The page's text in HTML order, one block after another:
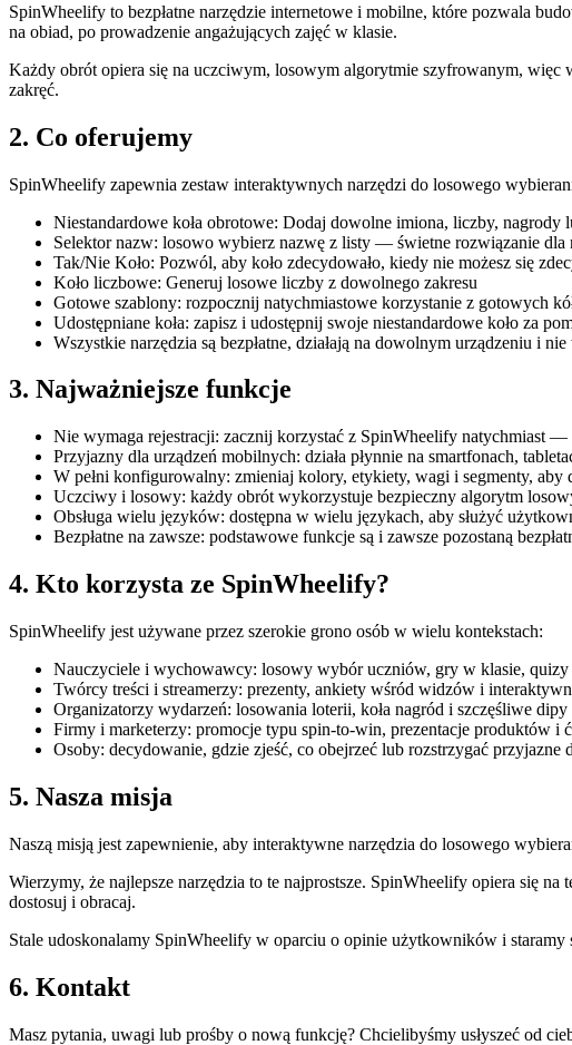
SpinWheelify to bezpłatne narzędzie internetowe i mobilne, które pozwala
na obiad, po prowadzenie angażujących zajęć w klasie.
Każdy obrót opiera się na uczciwym, losowym algorytmie szyfrowanym,
zakręć.
2. Co oferujemy
SpinWheelify zapewnia zestaw interaktywnych narzędzi do losowego
Niestandardowe koła obrotowe: Dodaj dowolne imiona, liczby,
Selektor nazw: losowo wybierz nazwę z listy — świetne rozwiązanie
Tak/Nie Koło: Pozwól, aby koło zdecydowało, kiedy nie możesz się
Koło liczbowe: Generuj losowe liczby z dowolnego zakresu
Gotowe szablony: rozpocznij natychmiastowe korzystanie z gotowych
Udostępniane koła: zapisz i udostępnij swoje niestandardowe koło za
Wszystkie narzędzia są bezpłatne, działają na dowolnym urządzeniu i
3. Najważniejsze funkcje
Nie wymaga rejestracji: zacznij korzystać z SpinWheelify natychmiast —
Przyjazny dla urządzeń mobilnych: działa płynnie na smartfonach,
W pełni konfigurowalny: zmieniaj kolory, etykiety, wagi i segmenty, aby
Uczciwy i losowy: każdy obrót wykorzystuje bezpieczny algorytm
Obsługa wielu języków: dostępna w wielu językach, aby służyć
Bezpłatne na zawsze: podstawowe funkcje są i zawsze pozostaną
4. Kto korzysta ze SpinWheelify?
SpinWheelify jest używane przez szerokie grono osób w wielu kontekstach:
Nauczyciele i wychowawcy: losowy wybór uczniów, gry w klasie, quizy
Twórcy treści i streamerzy: prezenty, ankiety wśród widzów i
Organizatorzy wydarzeń: losowania loterii, koła nagród i szczęśliwe dipy
Firmy i marketerzy: promocje typu spin-to-win, prezentacje produktów i
Osoby: decydowanie, gdzie zjeść, co obejrzeć lub rozstrzygać przyjazne
5. Nasza misja
Naszą misją jest zapewnienie, aby interaktywne narzędzia do losowego
Wierzymy, że najlepsze narzędzia to te najprostsze. SpinWheelify opiera się
dostosuj i obracaj.
Stale udoskonalamy SpinWheelify w oparciu o opinie użytkowników i staramy
6. Kontakt
Masz pytania, uwagi lub prośby o nową funkcję? Chcielibyśmy usłyszeć od